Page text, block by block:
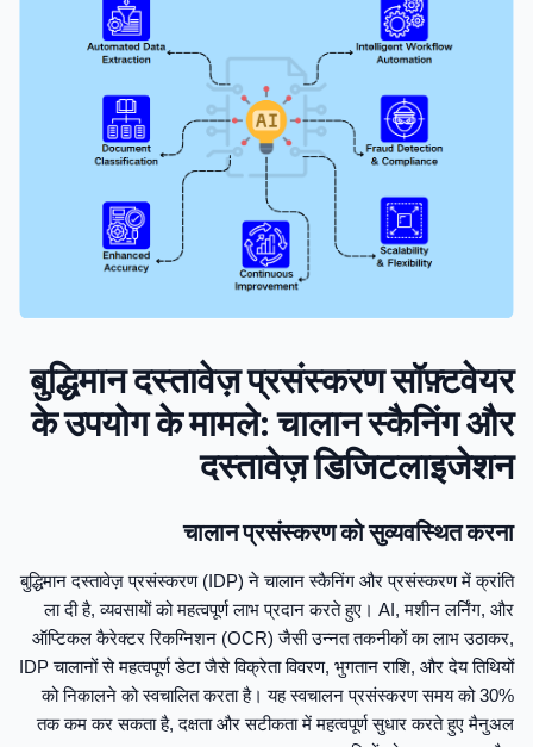
बुद्धिमान दस्तावेज़ प्रसंस्करण सॉफ़्टवेयर
के उपयोग के मामले: चालान स्कैनिंग और
दस्तावेज़ डिजिटलाइजेशन
चालान प्रसंस्करण को सुव्यवस्थित करना
बुद्धिमान दस्तावेज़ प्रसंस्करण (IDP) ने चालान स्कैनिंग और प्रसंस्करण में क्रांति
ला दी है, व्यवसायों को महत्वपूर्ण लाभ प्रदान करते हुए। AI, मशीन लर्निंग, और
ऑप्टिकल कैरेक्टर रिकग्निशन (OCR) जैसी उन्नत तकनीकों का लाभ उठाकर,
IDP चालानों से महत्वपूर्ण डेटा जैसे विक्रेता विवरण, भुगतान राशि, और देय तिथियों
को निकालने को स्वचालित करता है। यह स्वचालन प्रसंस्करण समय को 30%
तक कम कर सकता है, दक्षता और सटीकता में महत्वपूर्ण सुधार करते हुए मैनुअल